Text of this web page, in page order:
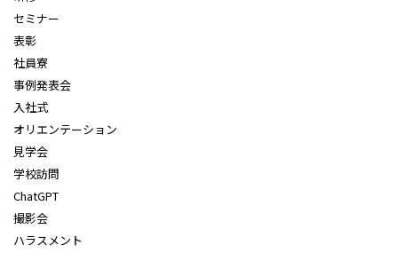
セミナー
表彰
社員寮
事例発表会
入社式
オリエンテーション
見学会
学校訪問
ChatGPT
撮影会
ハラスメント